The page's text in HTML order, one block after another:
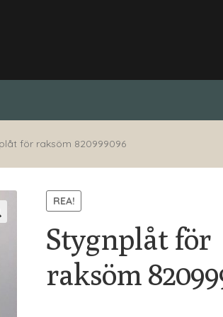
för raksöm 820999096
REA!
Stygnplåt för
raksöm